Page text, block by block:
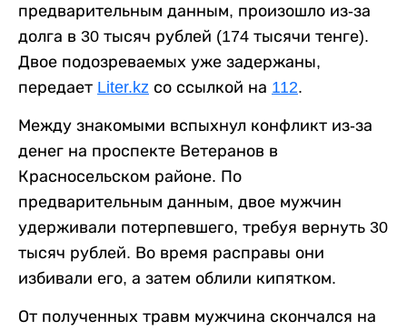
предварительным данным, произошло из-за
долга в 30 тысяч рублей (174 тысячи тенге).
Двое подозреваемых уже задержаны,
передает Liter.kz со ссылкой на 112.
Между знакомыми вспыхнул конфликт из-за
денег на проспекте Ветеранов в
Красносельском районе. По
предварительным данным, двое мужчин
удерживали потерпевшего, требуя вернуть 30
тысяч рублей. Во время расправы они
избивали его, а затем облили кипятком.
От полученных травм мужчина скончался на